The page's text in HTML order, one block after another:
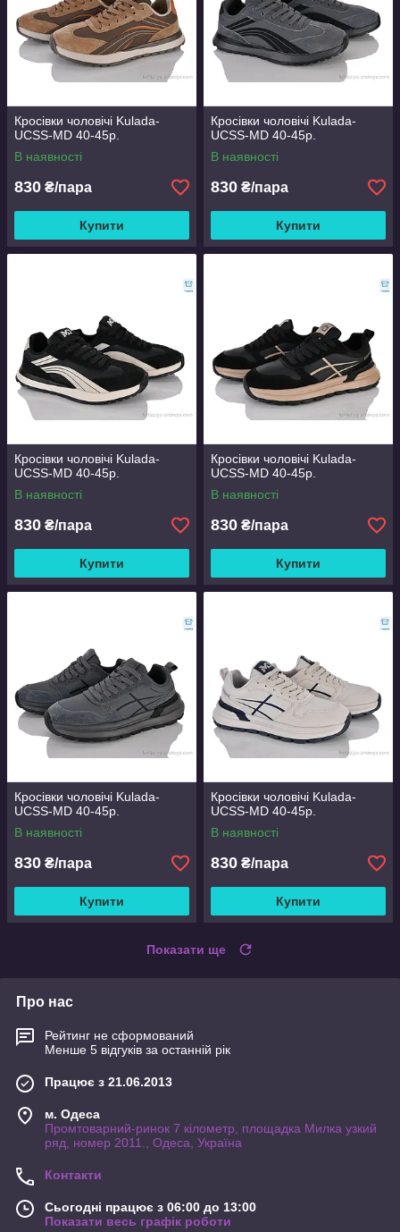
Кросівки чоловічі Kulada-
UCSS-MD 40-45р.
В наявності
830 ₴/пара
Купити
Кросівки чоловічі Kulada-
UCSS-MD 40-45р.
В наявності
830 ₴/пара
Купити
Кросівки чоловічі Kulada-
UCSS-MD 40-45р.
В наявності
830 ₴/пара
Купити
Кросівки чоловічі Kulada-
UCSS-MD 40-45р.
В наявності
830 ₴/пара
Купити
Кросівки чоловічі Kulada-
UCSS-MD 40-45р.
В наявності
830 ₴/пара
Купити
Кросівки чоловічі Kulada-
UCSS-MD 40-45р.
В наявності
830 ₴/пара
Купити
Показати ще
Про нас
Рейтинг не сформований
Менше 5 відгуків за останній рік
Працює з 21.06.2013
м. Одеса
Промтоварний-ринок 7 кілометр, площадка Милка узкий
ряд, номер 2011., Одеса, Україна
Контакти
Сьогодні працює з 06:00 до 13:00
Показати весь графік роботи